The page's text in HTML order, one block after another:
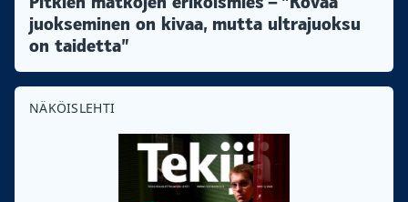
juokseminen on kivaa, mutta ultrajuoksu
on taidetta”
NÄKÖISLEHTI